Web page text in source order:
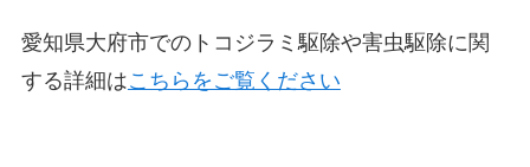
愛知県大府市でのトコジラミ駆除や害虫駆除に関
する詳細はこちらをご覧ください